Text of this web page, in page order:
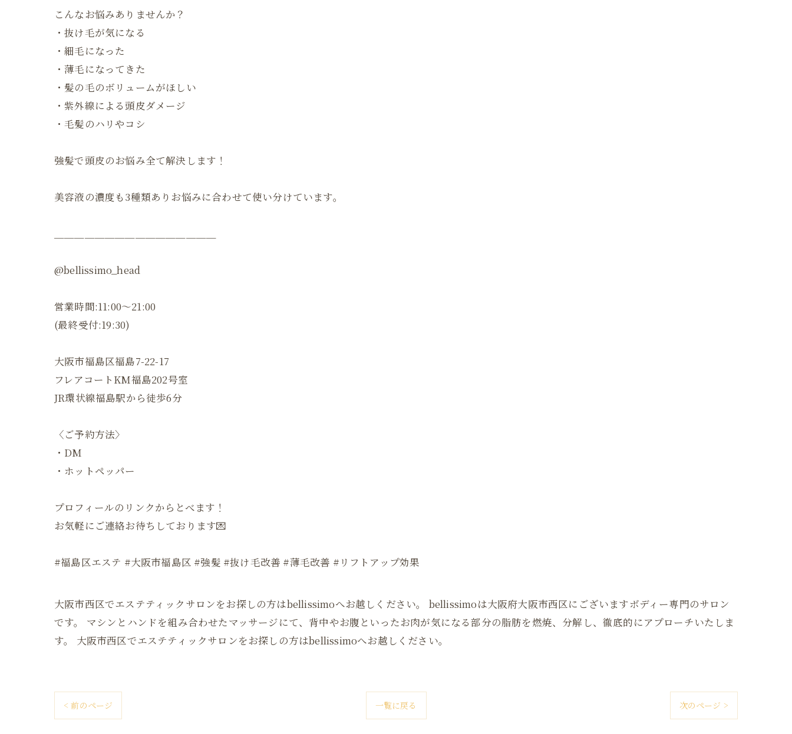
こんなお悩みありませんか？
・抜け毛が気になる
・細毛になった
・薄毛になってきた
・髪の毛のボリュームがほしい
・紫外線による頭皮ダメージ
・毛髪のハリやコシ
強髪で頭皮のお悩み全て解決します！
美容液の濃度も3種類ありお悩みに合わせて使い分けています。
@bellissimo_head
営業時間:11:00〜21:00
(最終受付:19:30)
大阪市福島区福島7-22-17
フレアコートKM福島202号室
JR環状線福島駅から徒歩6分
〈ご予約方法〉
・DM
・ホットペッパー
プロフィールのリンクからとべます！
お気軽にご連絡お待ちしております💌
#福島区エステ #大阪市福島区 #強髪 #抜け毛改善 #薄毛改善 #リフトアップ効果
大阪市西区でエステティックサロンをお探しの方はbellissimoへお越しください。 bellissimoは大阪府大阪市西区にございますボディー専門のサロン
です。 マシンとハンドを組み合わせたマッサージにて、背中やお腹といったお肉が気になる部分の脂肪を燃焼、分解し、徹底的にアプローチいたしま
す。 大阪市西区でエステティックサロンをお探しの方はbellissimoへお越しください。
< 前のページ 一覧に戻る 次のページ >